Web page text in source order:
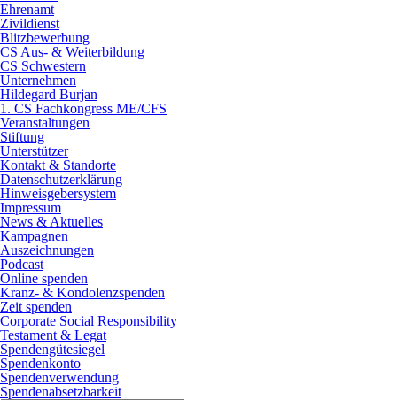
Ehrenamt
Zivildienst
Blitzbewerbung
CS Aus- & Weiterbildung
CS Schwestern
Unternehmen
Hildegard Burjan
1. CS Fachkongress ME/CFS
Veranstaltungen
Stiftung
Unterstützer
Kontakt & Standorte
Datenschutzerklärung
Hinweisgebersystem
Impressum
News & Aktuelles
Kampagnen
Auszeichnungen
Podcast
Online spenden
Kranz- & Kondolenzspenden
Zeit spenden
Corporate Social Responsibility
Testament & Legat
Spendengütesiegel
Spendenkonto
Spendenverwendung
Spendenabsetzbarkeit